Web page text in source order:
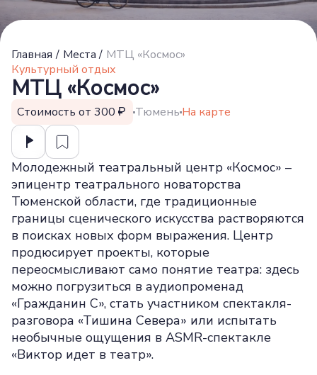
Главная / Места / МТЦ «Космос»
Культурный отдых
МТЦ «Космос»
Стоимость от 300 ТюменьНа карте
Молодежный театральный центр «Космос» –
эпицентр театрального новаторства
Тюменской области, где традиционные
границы сценического искусства растворяются
в поисках новых форм выражения. Центр
продюсирует проекты, которые
переосмысливают само понятие театра: здесь
можно погрузиться в аудиопроменад
«Гражданин С», стать участником спектакля-
разговора «Тишина Севера» или испытать
необычные ощущения в ASMR-спектакле
«Виктор идет в театр».